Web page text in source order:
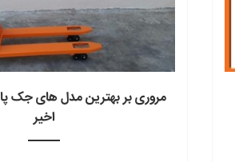
مروری بر بهترین مدل های جک
اخیر